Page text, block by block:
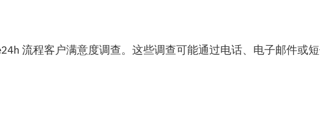
流程客户满意度调查。这些调查可能通过电话、电子邮件或